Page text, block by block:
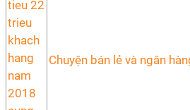
Chuyện bán lẻ và ngân